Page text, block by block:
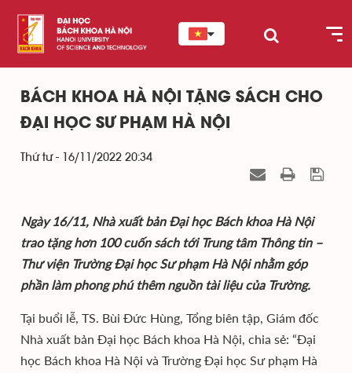
BÁCH KHOA HÀ NỘI TẶNG SÁCH CHO
ĐẠI HỌC SƯ PHẠM HÀ NỘI
Thứ tư - 16/11/2022 20:34
Ngày 16/11, Nhà xuất bản Đại học Bách khoa Hà Nội
trao tặng hơn 100 cuốn sách tới Trung tâm Thông tin –
Thư viện Trường Đại học Sư phạm Hà Nội nhằm góp
phần làm phong phú thêm nguồn tài liệu của Trường.
Tại buổi lễ, TS. Bùi Đức Hùng, Tổng biên tập, Giám đốc
Nhà xuất bản Đại học Bách khoa Hà Nội, chia sẻ: “Đại
học Bách khoa Hà Nội và Trường Đại học Sư phạm Hà